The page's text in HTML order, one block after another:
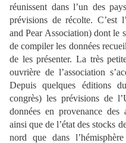
réunissent dans l’un des
prévisions de récolte. C’est
and Pear Association) dont le
de compiler les données
de les présenter. La très
ouvrière de l’association
Depuis quelques éditions
congrès) les prévisions de
données en provenance des
ainsi que de l’état des stocks
nord que dans